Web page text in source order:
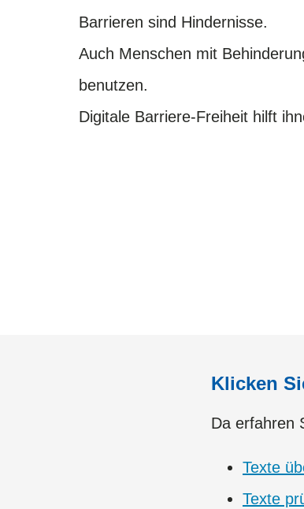
Barrieren sind Hindernisse.
Auch Menschen mit
benutzen.
Digitale Barriere-Freiheit hilft
Klicken
Da erfahren
Texte
Texte